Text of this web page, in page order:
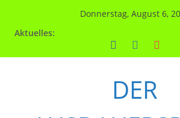
Donnerstag, August 6,
Aktuelles:
DER